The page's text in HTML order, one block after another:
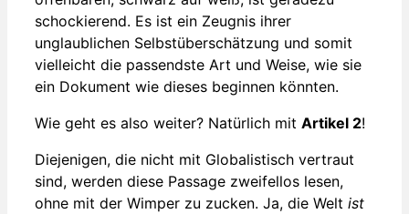
schockierend. Es ist ein Zeugnis ihrer
unglaublichen Selbstüberschätzung und somit
vielleicht die passendste Art und Weise, wie sie
ein Dokument wie dieses beginnen könnten.
Wie geht es also weiter? Natürlich mit Artikel 2!
Diejenigen, die nicht mit Globalistisch vertraut
sind, werden diese Passage zweifellos lesen,
ohne mit der Wimper zu zucken. Ja, die Welt ist